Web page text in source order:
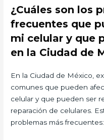
¿Cuáles son los
frecuentes que
mi celular y que
en la Ciudad de
En la Ciudad de México,
comunes que pueden
celular y que pueden ser
reparación de celulares.
problemas más frecuentes: